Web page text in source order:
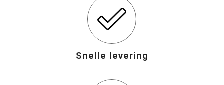
Snelle levering